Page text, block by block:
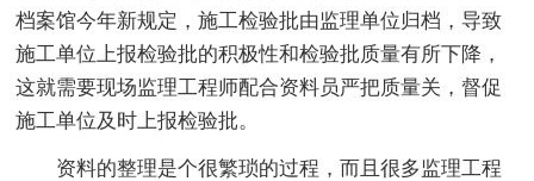
档案馆今年新规定，施工检验批由监理单位归档，导致
施工单位上报检验批的积极性和检验批质量有所下降，
这就需要现场监理工程师配合资料员严把质量关，督促
施工单位及时上报检验批。
资料的整理是个很繁琐的过程，而且很多监理工程